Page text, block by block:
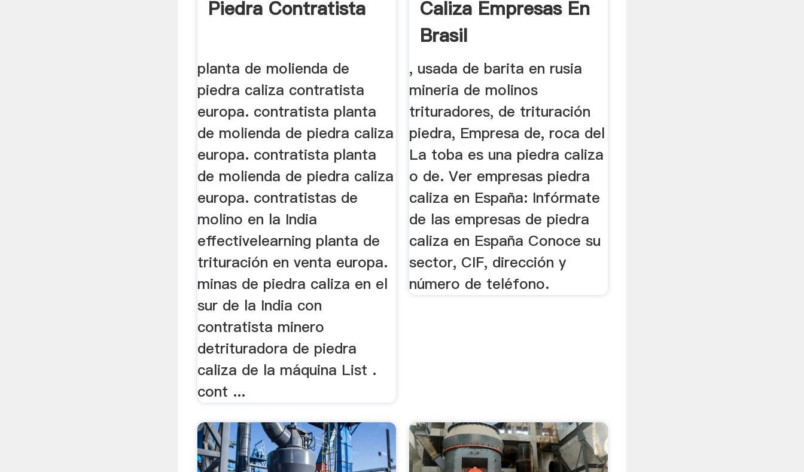
Piedra Contratista
planta de molienda de
piedra caliza contratista
europa. contratista planta
de molienda de piedra caliza
europa. contratista planta
de molienda de piedra caliza
europa. contratistas de
molino en la India
effectivelearning planta de
trituración en venta europa.
minas de piedra caliza en el
sur de la India con
contratista minero
detrituradora de piedra
caliza de la máquina List .
cont ...
Caliza Empresas En
Brasil
, usada de barita en rusia
mineria de molinos
trituradores, de trituración
piedra, Empresa de, roca del
La toba es una piedra caliza
o de. Ver empresas piedra
caliza en España: Infórmate
de las empresas de piedra
caliza en España Conoce su
sector, CIF, dirección y
número de teléfono.